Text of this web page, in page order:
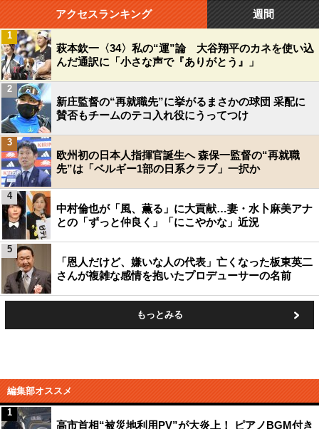
アクセスランキング 週間
萩本欽一〈34〉私の“運”論 大谷翔平のカネを使い込
んだ通訳に「小さな声で『ありがとう』」
1
新庄監督の“再就職先”に挙がるまさかの球団 采配に
賛否もチームのテコ入れ役にうってつけ
2
欧州初の日本人指揮官誕生へ 森保一監督の“再就職
先”は「ベルギー1部の日系クラブ」一択か
3
中村倫也が「風、薫る」に大貢献…妻・水卜麻美アナ
との「ずっと仲良く」「にこやかな」近況
4
「恩人だけど、嫌いな人の代表」亡くなった板東英二
さんが複雑な感情を抱いたプロデューサーの名前
5
もっとみる
編集部オススメ
高市首相“被災地利用PV”が大炎上！ ピアノBGM付き
1